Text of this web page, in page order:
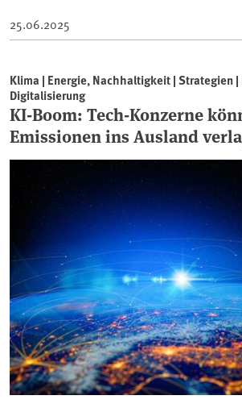
25.06.2025
Klima | Energie, Nachhaltigkeit | Strategien
Digitalisierung
KI-Boom: Tech-Konzerne
Emissionen ins Ausland